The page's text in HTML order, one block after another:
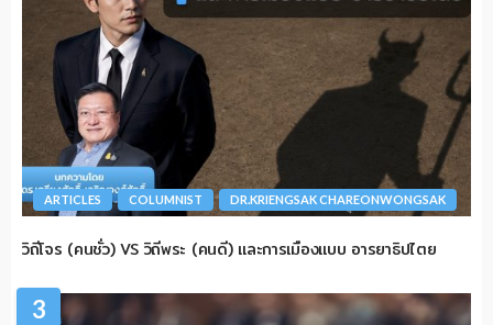
ARTICLES COLUMNIST DR.KRIENGSAK CHAREONWONGSAK
วิถีโจร (คนชั่ว) VS วิถีพระ (คนดี) และการเมืองแบบ อารยาธิปไตย
3